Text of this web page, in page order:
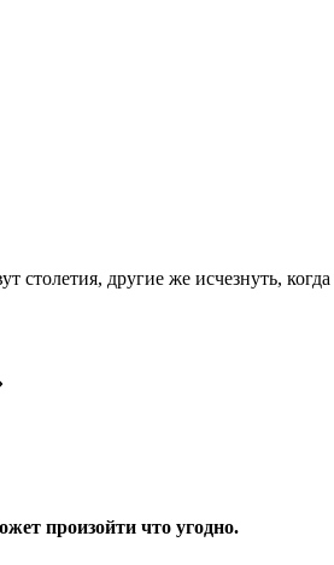
столетия, другие же исчезнуть,
произойти что угодно.